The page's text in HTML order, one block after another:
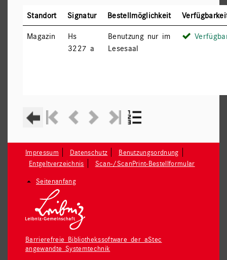
Standort Signatur Bestellmöglichkeit
Magazin
Hs
3227 a
Benutzung nur im
Lesesaal
Impressum Datenschutz
Benutzungsordnung
Entgeltverzeichnis
Scan-/ScanPrint-Bestellformular
Seitenanfang
Barrierefreie Bibliothekssoftware der aStec
angewandte Systemtechnik